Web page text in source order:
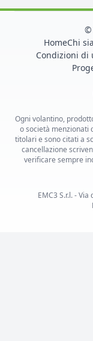
©
HomeChi
Condizioni di
Ogni volantino,
o società menzionati
titolari e sono citati a
cancellazione
verificare sempre
EMC3 S.r.l. -